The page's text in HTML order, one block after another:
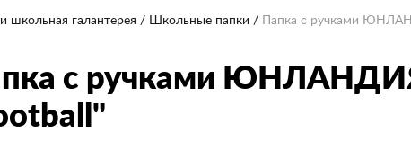
школьная галантерея Школьные папки Папка с ручками
с ручками